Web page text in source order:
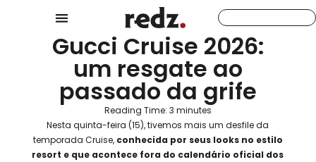
Gucci Cruise 2026:
um resgate ao
passado da grife
Reading Time: 3 minutes
Nesta quinta-feira (15), tivemos mais um desfile da
temporada Cruise, conhecida por seus looks no estilo
resort e que acontece fora do calendário oficial dos